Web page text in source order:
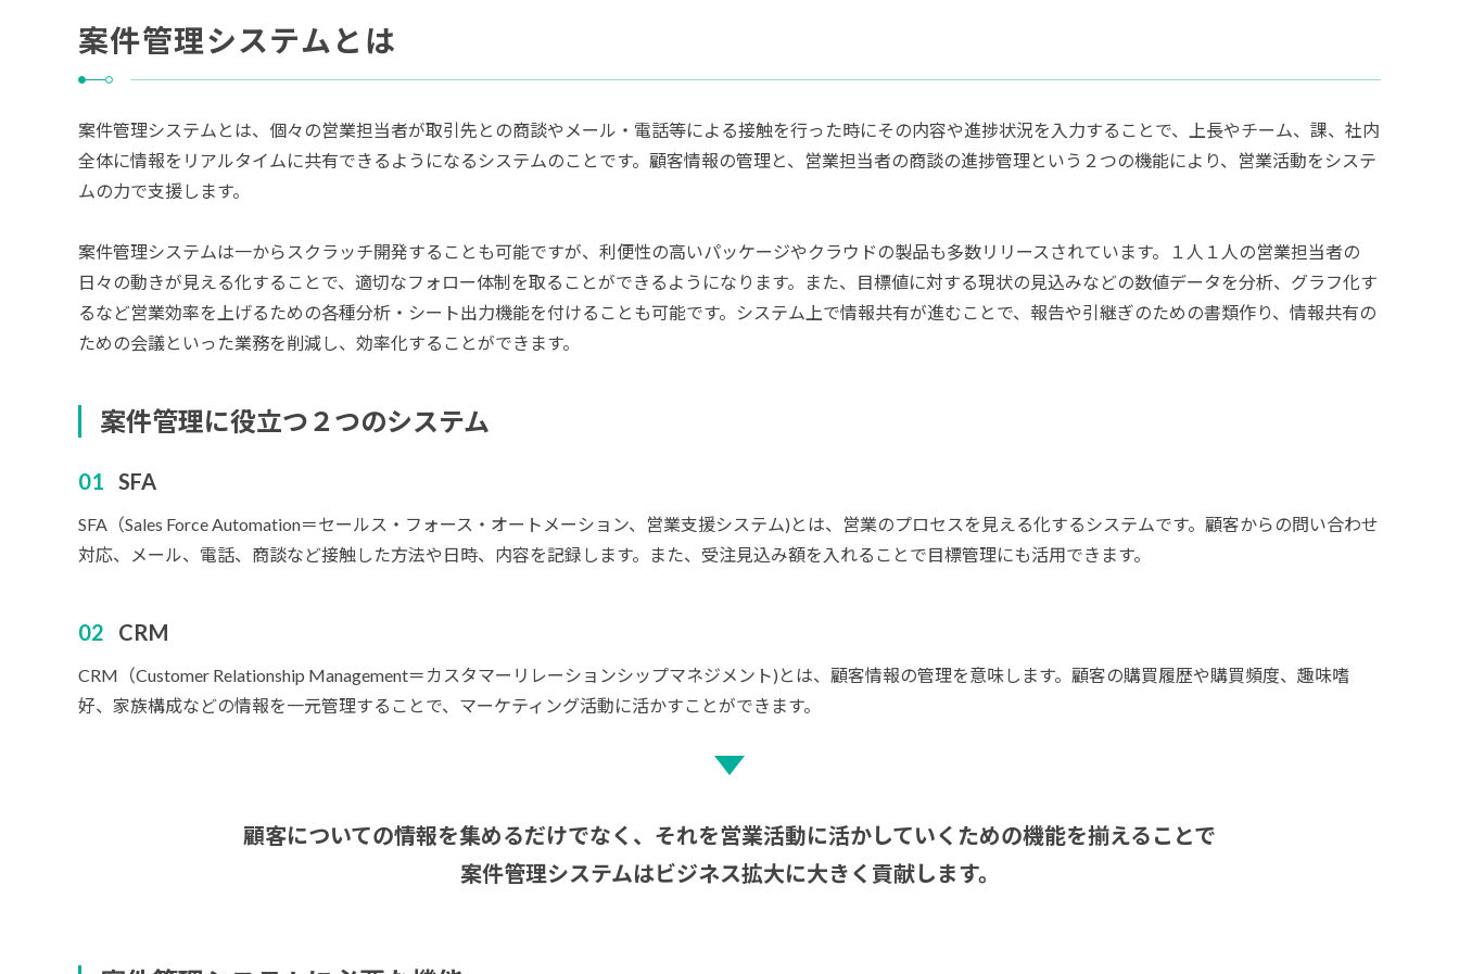
案件管理システムとは
案件管理システムとは、個々の営業担当者が取引先との商談やメール・電話等による接触を行った時にその内容や進捗状況を入力することで、上長やチーム、課、社内
全体に情報をリアルタイムに共有できるようになるシステムのことです。顧客情報の管理と、営業担当者の商談の進捗管理という２つの機能により、営業活動をシステ
ムの力で支援します。
案件管理システムは一からスクラッチ開発することも可能ですが、利便性の高いパッケージやクラウドの製品も多数リリースされています。１人１人の営業担当者の
日々の動きが見える化することで、適切なフォロー体制を取ることができるようになります。また、目標値に対する現状の見込みなどの数値データを分析、グラフ化す
るなど営業効率を上げるための各種分析・シート出力機能を付けることも可能です。システム上で情報共有が進むことで、報告や引継ぎのための書類作り、情報共有の
ための会議といった業務を削減し、効率化することができます。
案件管理に役立つ２つのシステム
SFA
SFA（Sales Force Automation＝セールス・フォース・オートメーション、営業支援システム)とは、営業のプロセスを見える化するシステムです。顧客からの問い合わせ
対応、メール、電話、商談など接触した方法や日時、内容を記録します。また、受注見込み額を入れることで目標管理にも活用できます。
CRM
CRM（Customer Relationship Management＝カスタマーリレーションシップマネジメント)とは、顧客情報の管理を意味します。顧客の購買履歴や購買頻度、趣味嗜
好、家族構成などの情報を一元管理することで、マーケティング活動に活かすことができます。
顧客についての情報を集めるだけでなく、それを営業活動に活かしていくための機能を揃えることで
案件管理システムはビジネス拡大に大きく貢献します。